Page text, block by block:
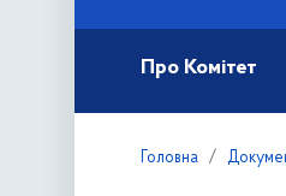
Про Комітет
Головна